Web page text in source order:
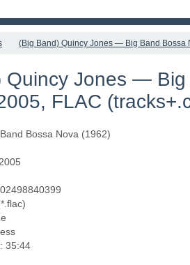
(Big Band) Quincy Jones — Big Band
Quincy Jones —
FLAC
Bossa Nova (1962)
35:44